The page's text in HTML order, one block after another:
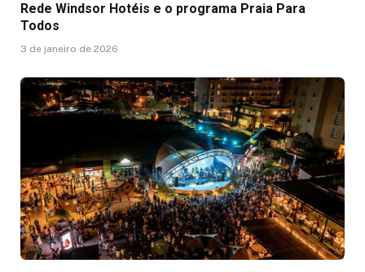
Rede Windsor Hotéis e o programa Praia Para
Todos
3 de janeiro de 2026